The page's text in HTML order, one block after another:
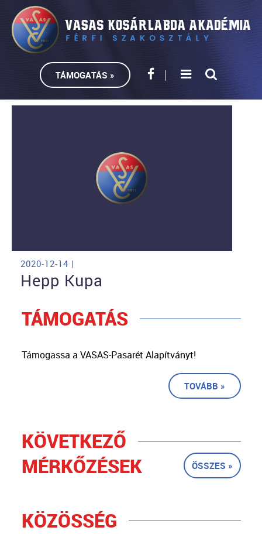
TÁMOGATÁS »
2020-12-14 |
Hepp Kupa
TÁMOGATÁS
Támogassa a VASAS-Pasarét Alapítványt!
TOVÁBB »
KÖVETKEZŐ
MÉRKŐZÉSEK
ÖSSZES »
KÖZÖSSÉG